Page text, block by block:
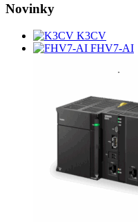
Novinky
K3CV
FHV7-AI